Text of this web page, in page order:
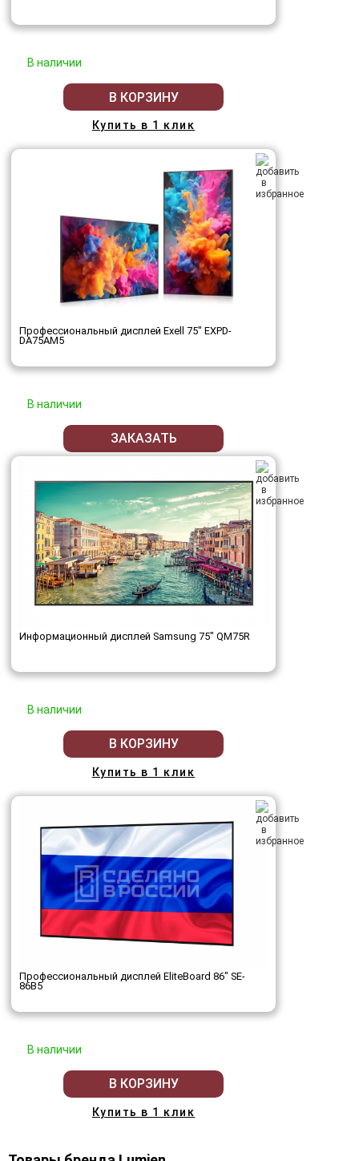
В наличии
В КОРЗИНУ
Купить в 1 клик
Профессиональный дисплей Exell 75" EXPD-
DA75AM5
В наличии
ЗАКАЗАТЬ
Информационный дисплей Samsung 75" QM75R
В наличии
В КОРЗИНУ
Купить в 1 клик
Профессиональный дисплей EliteBoard 86" SE-
86B5
В наличии
В КОРЗИНУ
Купить в 1 клик